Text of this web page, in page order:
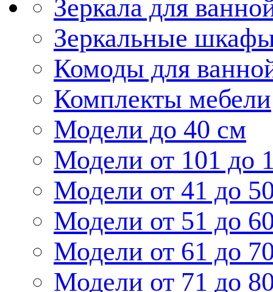
Зеркала для
Зеркальные
Комоды для
Комплекты мебели
Модели до 40 см
Модели от 101 до
Модели от 41 до
Модели от 51 до
Модели от 61 до
Модели от 71 до